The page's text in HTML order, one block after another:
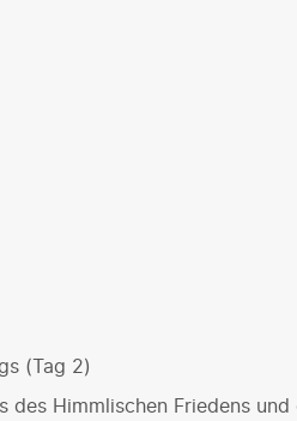
(Tag 2)
des Himmlischen Friedens und